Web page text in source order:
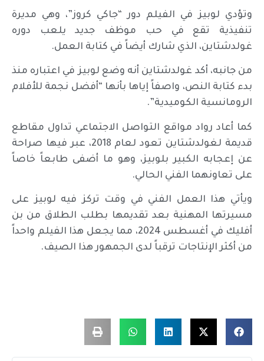
وتؤدي لوبيز في الفيلم دور “جاكي كروز”، وهي مديرة
تنفيذية تقع في حب موظف جديد يلعب دوره
غولدشتاين، الذي شارك أيضاً في كتابة العمل.
من جانبه، أكد غولدشتاين أنه وضع لوبيز في اعتباره منذ
بدء كتابة النص، واصفاً إياها بأنها “أفضل نجمة للأفلام
الرومانسية الكوميدية”.
كما أعاد رواد مواقع التواصل الاجتماعي تداول مقاطع
قديمة لغولدشتاين تعود لعام 2018، عبر فيها صراحة
عن إعجابه الكبير بلوبيز، وهو ما أضفى طابعاً خاصاً
على تعاونهما الفني الحالي.
ويأتي هذا العمل الفني في وقت تركز فيه لوبيز على
مسيرتها المهنية بعد تقديمها بطلب الطلاق من بن
أفليك في أغسطس 2024، مما يجعل هذا الفيلم واحداً
من أكثر الإنتاجات ترقباً لدى الجمهور هذا الصيف.